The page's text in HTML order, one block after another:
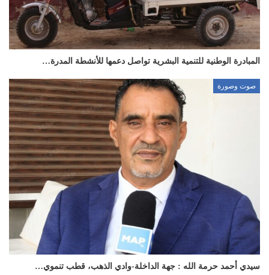
المبادرة الوطنية للتنمية البشرية تواصل دعمها للأنشطة المدرة…
صوت وصورة
سيدي أحمد حرمة الله : جهة الداخلة-وادي الذهب، قطب تنموي…